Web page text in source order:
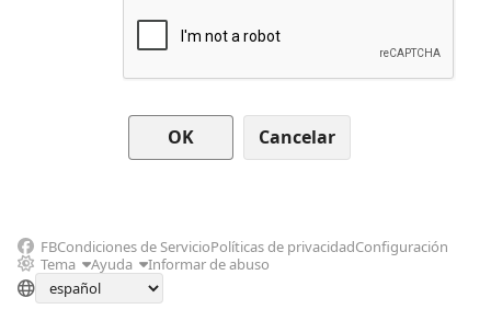
Cancelar
FBCondiciones de ServicioPolíticas de privacidadConfiguración
Tema
Ayuda Informar de abuso